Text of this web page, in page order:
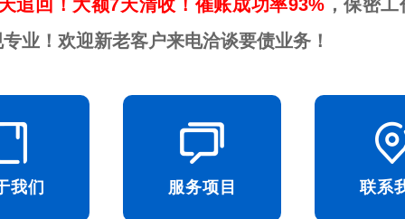
追回！大额7天清收！催账成功率93%，保密工
业！欢迎新老客户来电洽谈要债业务！
我们 服务项目 联系